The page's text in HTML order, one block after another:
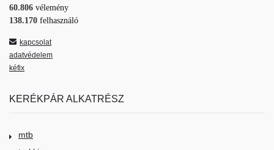
60.806 vélemény
138.170 felhasználó
kapcsolat
adatvédelem
kéfix
KERÉKPÁR ALKATRÉSZ
mtb